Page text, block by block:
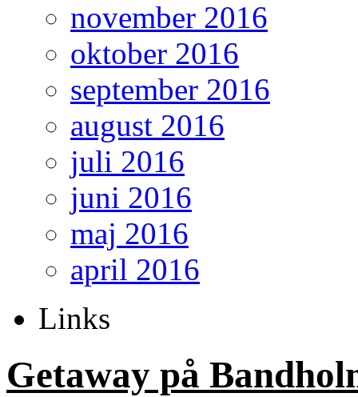
november 2016
oktober 2016
september 2016
august 2016
juli 2016
juni 2016
maj 2016
april 2016
Links
Getaway på